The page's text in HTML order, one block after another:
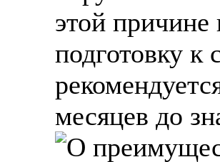
этой причине
подготовку к
месяцев до